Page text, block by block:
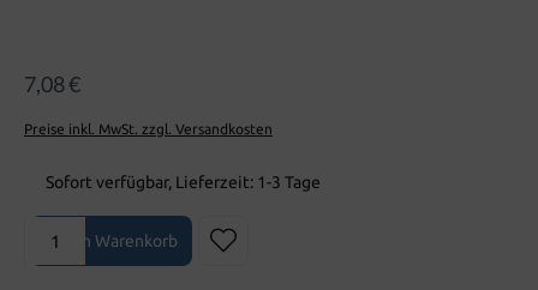
7,08 €
Preise inkl. MwSt. zzgl. Versandkosten
Sofort verfügbar, Lieferzeit: 1-3 Tage
Produkt Anzahl: Gib den gewünschten Wert ein oder benutze die
In den Warenkorb